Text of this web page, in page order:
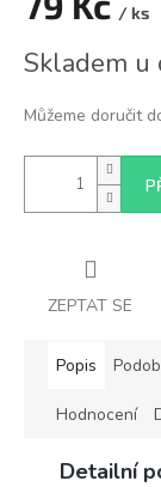
/ ks
cena:
Skladem u
Můžeme doručit
ZEPTAT SE
Popis
Hodnocení
Detailní